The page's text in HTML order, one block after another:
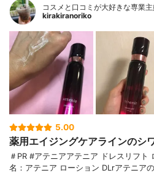
コスメと口コミが大好きな専業
kirakiranoriko
5.00
薬用エイジングケアラインのシ
＃PR #アテニアアテニア ドレスリフト
名：アテニア ローション DLrアテニア